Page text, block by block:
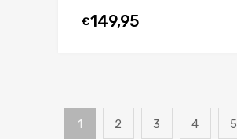
€149,95
1 2 3 4 5